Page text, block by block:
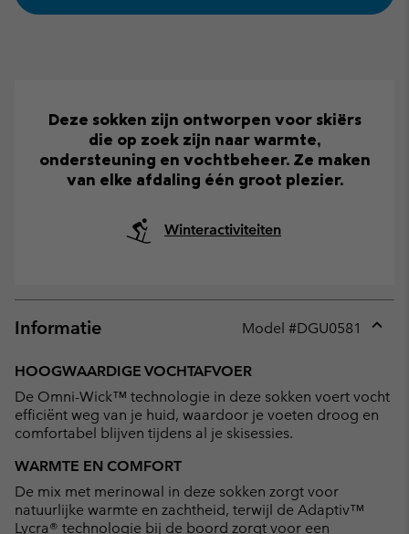
Deze sokken zijn ontworpen voor skiërs
die op zoek zijn naar warmte,
ondersteuning en vochtbeheer. Ze maken
van elke afdaling één groot plezier.
Winteractiviteiten
Informatie Model #DGU0581
HOOGWAARDIGE VOCHTAFVOER
De Omni-Wick™ technologie in deze sokken voert vocht
efficiënt weg van je huid, waardoor je voeten droog en
comfortabel blijven tijdens al je skisessies.
WARMTE EN COMFORT
De mix met merinowal in deze sokken zorgt voor
natuurlijke warmte en zachtheid, terwijl de Adaptiv™
Lycra® technologie bij de boord zorgt voor een